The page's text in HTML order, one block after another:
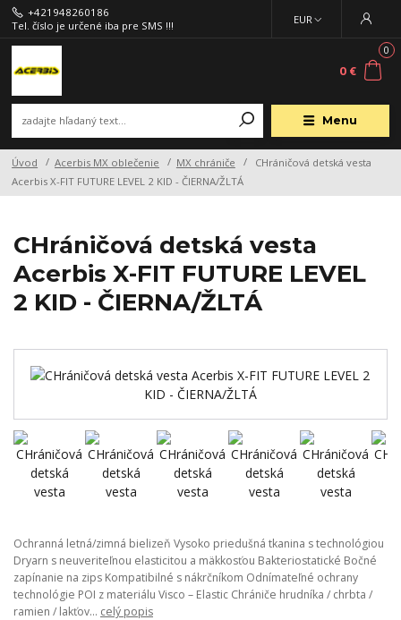
Menu
EUR
+421948260186
Tel. číslo je určené iba pre SMS !!!
0
0 €
Úvod Acerbis MX oblečenie MX chrániče
CHráničová detská vesta
Acerbis X-FIT FUTURE LEVEL 2 KID - ČIERNA/ŽLTÁ
CHráničová detská vesta
Acerbis X-FIT FUTURE LEVEL
2 KID - ČIERNA/ŽLTÁ
Ochranná letná/zimná bielizeň Vysoko priedušná tkanina s technológiou
Dryarn s neuveriteľnou elasticitou a mäkkosťou Bakteriostatické Bočné
zapínanie na zips Kompatibilné s nákrčníkom Odnímateľné ochrany
technológie POI z materiálu Visco – Elastic Chrániče hrudníka / chrbta /
ramien / lakťov... celý popis